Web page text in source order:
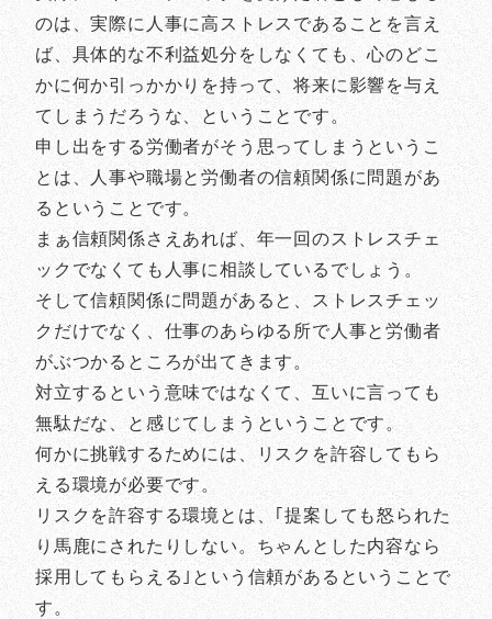
のは、実際に人事に高ストレスであることを言え
ば、具体的な不利益処分をしなくても、心のどこ
かに何か引っかかりを持って、将来に影響を与え
てしまうだろうな、ということです。
申し出をする労働者がそう思ってしまうというこ
とは、人事や職場と労働者の信頼関係に問題があ
るということです。
まぁ信頼関係さえあれば、年一回のストレスチェ
ックでなくても人事に相談しているでしょう。
そして信頼関係に問題があると、ストレスチェッ
クだけでなく、仕事のあらゆる所で人事と労働者
がぶつかるところが出てきます。
対立するという意味ではなくて、互いに言っても
無駄だな、と感じてしまうということです。
何かに挑戦するためには、リスクを許容してもら
える環境が必要です。
リスクを許容する環境とは、｢提案しても怒られた
り馬鹿にされたりしない。ちゃんとした内容なら
採用してもらえる｣という信頼があるということで
す。